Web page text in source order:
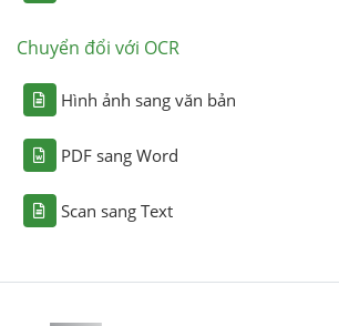
Chuyển đổi với OCR
Hình ảnh sang văn bản
PDF sang Word
Scan sang Text